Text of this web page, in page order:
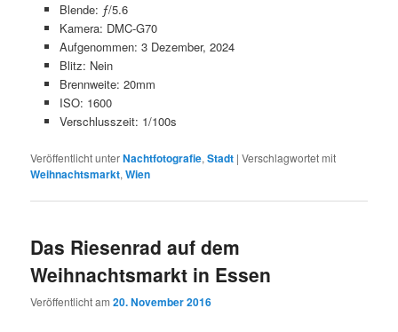
Blende: ƒ/5.6
Kamera: DMC-G70
Aufgenommen: 3 Dezember, 2024
Blitz: Nein
Brennweite: 20mm
ISO: 1600
Verschlusszeit: 1/100s
Veröffentlicht unterNachtfotografie,Stadt |Verschlagwortet mit
Weihnachtsmarkt,Wien
Das Riesenrad auf dem
Weihnachtsmarkt in Essen
Veröffentlicht am20. November 2016